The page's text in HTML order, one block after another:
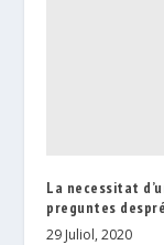
La necessitat
preguntes
29 Juliol, 2020